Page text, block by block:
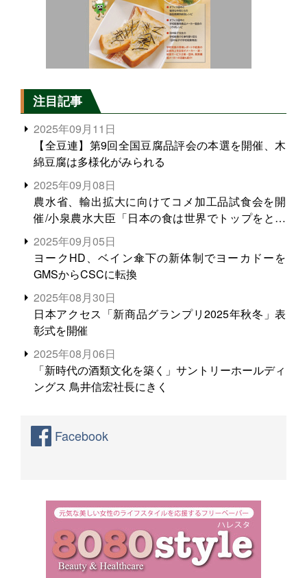
注目記事
2025年09月11日
【全豆連】第9回全国豆腐品評会の本選を開催、木
綿豆腐は多様化がみられる
2025年09月08日
農水省、輸出拡大に向けてコメ加工品試食会を開
催/小泉農水大臣「日本の食は世界でトップをとれ
る。米増産に向けて、米輸出需要の拡大を」
2025年09月05日
ヨークHD、ベイン傘下の新体制でヨーカドーを
GMSからCSCに転換
2025年08月30日
日本アクセス「新商品グランプリ2025年秋冬」表
彰式を開催
2025年08月06日
「新時代の酒類文化を築く」サントリーホールディ
ングス 鳥井信宏社長にきく
Facebook